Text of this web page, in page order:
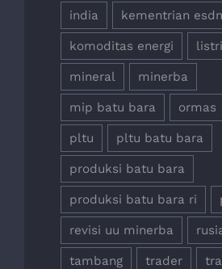
india kementrian
komoditas energi
mineral minerba
mip batu bara ormas
pltu pltu batu bara
produksi batu bara
produksi batu bara ri
revisi uu minerba
tambang trader